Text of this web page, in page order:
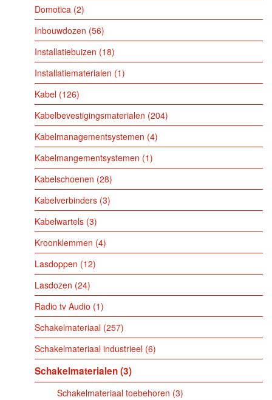
Domotica 2
Inbouwdozen 56
Installatiebuizen 18
Installatiematerialen 1
Kabel 126
Kabelbevestigingsmaterialen 204
Kabelmanagementsystemen 4
Kabelmangementsystemen 1
Kabelschoenen 28
Kabelverbinders 3
Kabelwartels 3
Kroonklemmen 4
Lasdoppen 12
Lasdozen 24
Radio tv Audio 1
Schakelmateriaal 257
Schakelmateriaal industrieel 6
Schakelmaterialen 3
Schakelmateriaal toebehoren 3